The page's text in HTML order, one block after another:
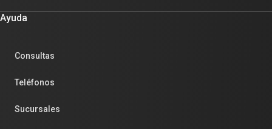
Ayuda
Consultas
Teléfonos
Sucursales